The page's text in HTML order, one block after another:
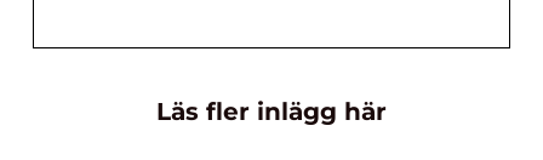
Läs fler inlägg här